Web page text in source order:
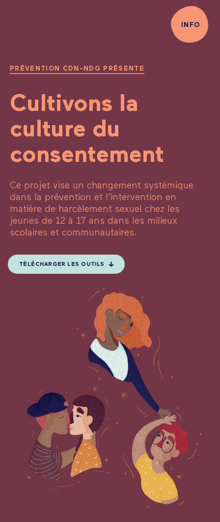
INFO
PRÉVENTION CDN-NDG PRÉSENTE
Cultivons la
culture du
consentement
Ce projet vise un changement systémique
dans la prévention et l’intervention en
matière de harcèlement sexuel chez les
jeunes de 12 à 17 ans dans les milieux
scolaires et communautaires.
TÉLÉCHARGER LES OUTILS
Harcèlement sexuel verbal
Remarques sur l’apparence physique
Remarques sur la vie intime
Usage de termes familiers, dégradants, homophobes
ou sexistes
Invitations répétées de toutes sortes
Expression de propositions sexuelles explicites
de faveur sexuelle
Etc.